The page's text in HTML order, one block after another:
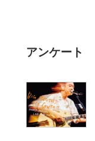
アンケート